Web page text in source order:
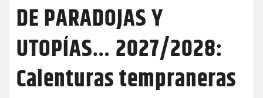
DE PARADOJAS Y
UTOPÍAS… 2027/2028:
Calenturas tempraneras